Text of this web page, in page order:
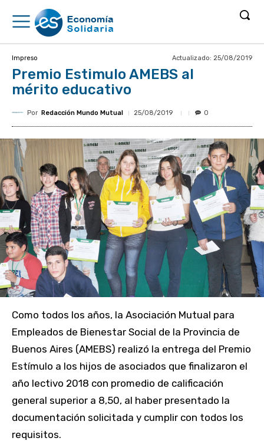
Impreso Actualizado: 25/08/2019
Premio Estimulo AMEBS al
mérito educativo
Por Redacción Mundo Mutual 25/08/2019 0
Como todos los años, la Asociación Mutual para
Empleados de Bienestar Social de la Provincia de
Buenos Aires (AMEBS) realizó la entrega del Premio
Estímulo a los hijos de asociados que finalizaron el
año lectivo 2018 con promedio de calificación
general superior a 8,50, al haber presentado la
documentación solicitada y cumplir con todos los
requisitos.